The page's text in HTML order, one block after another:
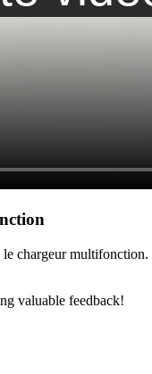
chargeur multifonction.
valuable feedback!